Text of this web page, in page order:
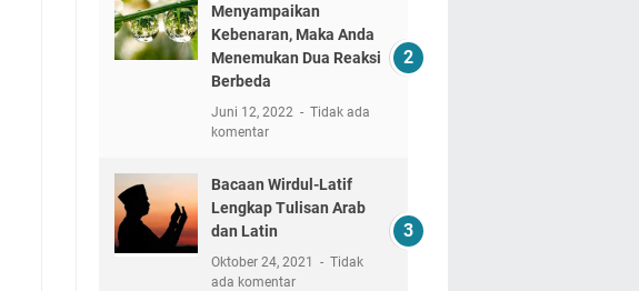
Menyampaikan
Kebenaran, Maka Anda
Menemukan Dua Reaksi
Berbeda
Juni 12, 2022
Tidak ada
komentar
Bacaan Wirdul-Latif
Lengkap Tulisan Arab
dan Latin
Oktober 24, 2021
Tidak
ada komentar